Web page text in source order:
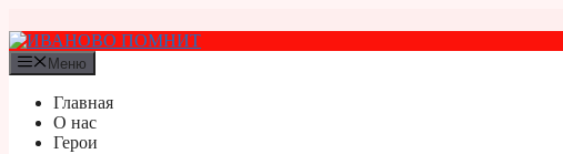
к
содержимому
Меню
Главная
О нас
Герои